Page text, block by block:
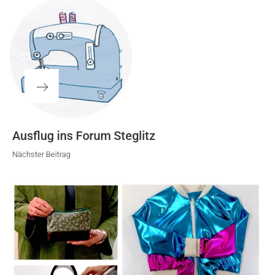
Nächster
Beitrag
Ausflug ins Forum Steglitz
Nächster Beitrag